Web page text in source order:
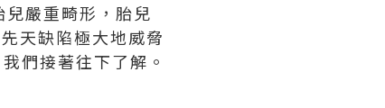
嚴重畸形，胎兒
天缺陷極大地威脅
們接著往下了解。